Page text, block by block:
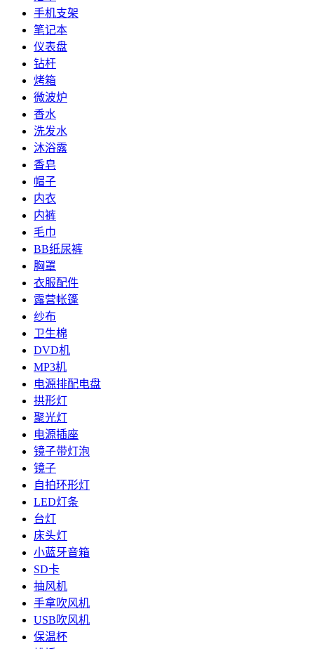
手机支架
笔记本
仪表盘
钻杆
烤箱
微波炉
香水
洗发水
沐浴露
香皂
帽子
内衣
内裤
毛巾
BB纸尿裤
胸罩
衣服配件
露营帐篷
纱布
卫生棉
DVD机
MP3机
电源排配电盘
拱形灯
聚光灯
电源插座
镜子带灯泡
镜子
自拍环形灯
LED灯条
台灯
床头灯
小蓝牙音箱
SD卡
抽风机
手拿吹风机
USB吹风机
保温杯